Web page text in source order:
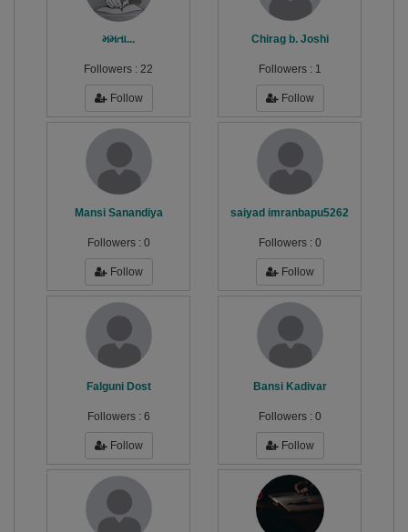
મમતા...
Followers : 22
Follow
Chirag b. Joshi
Followers : 1
Follow
Mansi Sanandiya
Followers : 0
Follow
saiyad imranbapu5262
Followers : 0
Follow
Falguni Dost
Followers : 6
Follow
Bansi Kadivar
Followers : 0
Follow